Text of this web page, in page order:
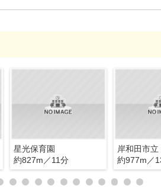
星光保育園
約827m／11分
約977m／